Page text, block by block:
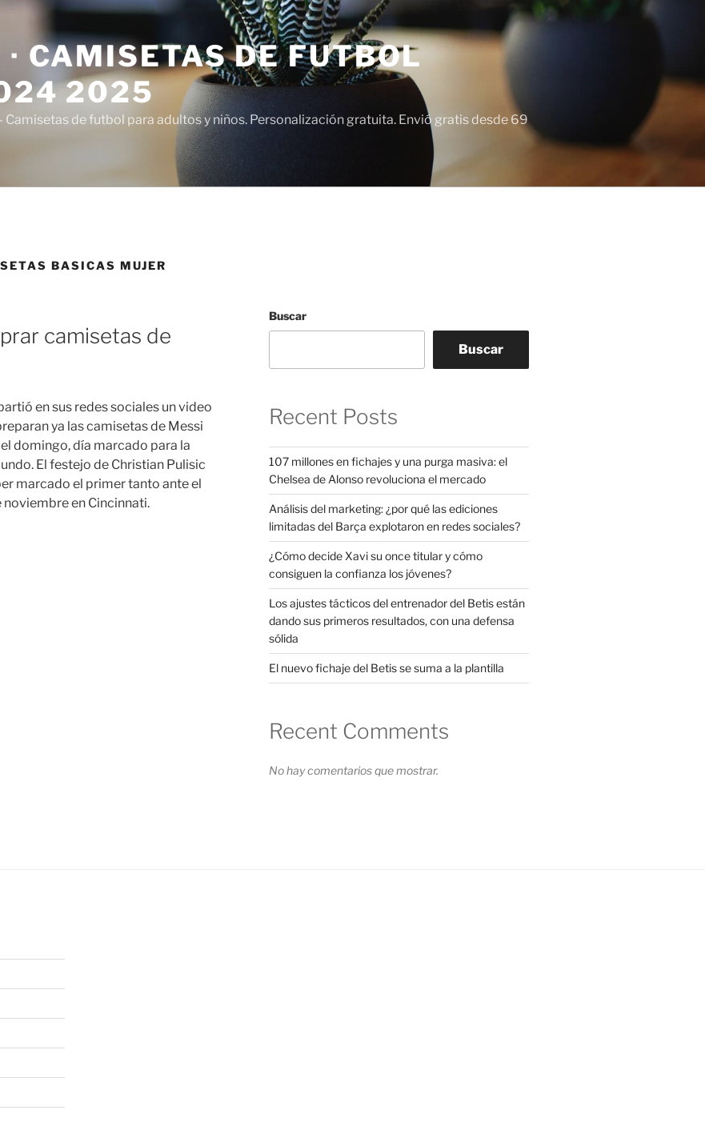
CAMISETAS DE FUTBOL
2025
de futbol para adultos y niños. Personalización gratuita. Envió gratis desde 69
BASICAS MUJER
camisetas de
en sus redes sociales un video
ya las camisetas de Messi
domingo, día marcado para la
El festejo de Christian Pulisic
marcado el primer tanto ante el
en Cincinnati.
Buscar
Buscar
Recent Posts
107 millones en fichajes y una purga masiva: el
Chelsea de Alonso revoluciona el mercado
Análisis del marketing: ¿por qué las ediciones
limitadas del Barça explotaron en redes sociales?
¿Cómo decide Xavi su once titular y cómo
consiguen la confianza los jóvenes?
Los ajustes tácticos del entrenador del Betis están
dando sus primeros resultados, con una defensa
sólida
El nuevo fichaje del Betis se suma a la plantilla
Recent Comments
No hay comentarios que mostrar.